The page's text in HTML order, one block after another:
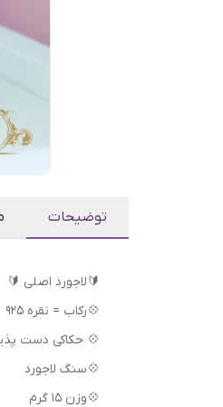
توضیحات
🔰لاجورد اصلی 🔰
💠رکاب = نقره 925
💠 حکاکی دست
💠سنگ لاجورد
💠وزن 15 گرم